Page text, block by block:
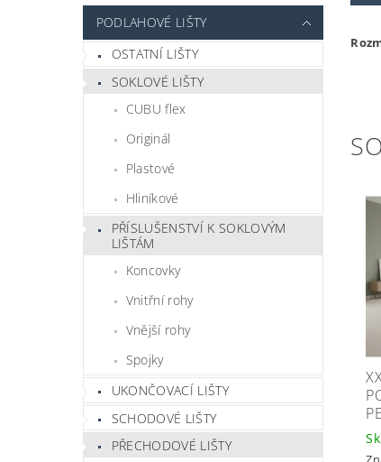
PODLAHOVÉ LIŠTY
OSTATNÍ LIŠTY
SOKLOVÉ LIŠTY
CUBU flex
Originál
Plastové
Hliníkové
PŘÍSLUŠENSTVÍ K SOKLOVÝM
LIŠTÁM
Koncovky
Vnitřní rohy
Vnější rohy
Spojky
UKONČOVACÍ LIŠTY
SCHODOVÉ LIŠTY
PŘECHODOVÉ LIŠTY